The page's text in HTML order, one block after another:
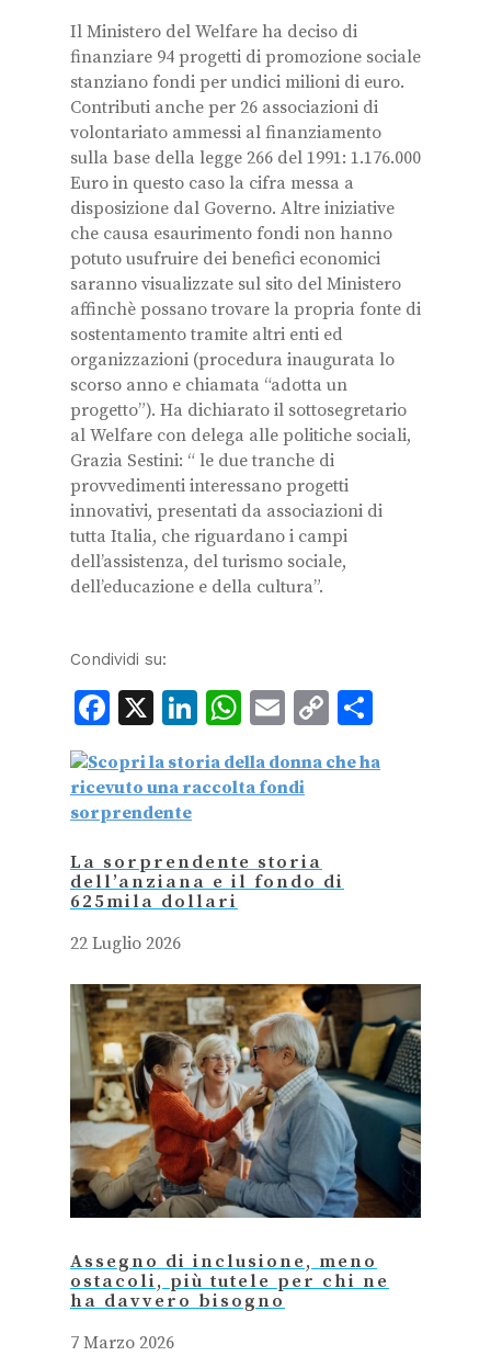
Il Ministero del Welfare ha deciso di
finanziare 94 progetti di promozione sociale
stanziano fondi per undici milioni di euro.
Contributi anche per 26 associazioni di
volontariato ammessi al finanziamento
sulla base della legge 266 del 1991: 1.176.000
Euro in questo caso la cifra messa a
disposizione dal Governo. Altre iniziative
che causa esaurimento fondi non hanno
potuto usufruire dei benefici economici
saranno visualizzate sul sito del Ministero
affinchè possano trovare la propria fonte di
sostentamento tramite altri enti ed
organizzazioni (procedura inaugurata lo
scorso anno e chiamata “adotta un
progetto”). Ha dichiarato il sottosegretario
al Welfare con delega alle politiche sociali,
Grazia Sestini: “ le due tranche di
provvedimenti interessano progetti
innovativi, presentati da associazioni di
tutta Italia, che riguardano i campi
dell’assistenza, del turismo sociale,
dell’educazione e della cultura”.
Condividi su:
Facebook
X LinkedIn
WhatsApp
Email
Copy
Link
La sorprendente storia
dell’anziana e il fondo di
625mila dollari
22 Luglio 2026
Assegno di inclusione, meno
ostacoli, più tutele per chi ne
ha davvero bisogno
7 Marzo 2026